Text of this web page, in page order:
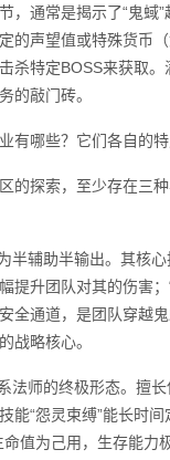
，通常是揭示了“鬼蜮
的声望值或特殊货币
杀特定BOSS来获取。
的敲门砖。
有哪些？它们各自的特
的探索，至少存在三
半辅助半输出。其核心
提升团队对其的伤害；
全通道，是团队穿越
战略核心。
法师的终极形态。擅
能“怨灵束缚”能长时
命值为己用，生存能力